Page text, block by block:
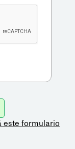
este formulario